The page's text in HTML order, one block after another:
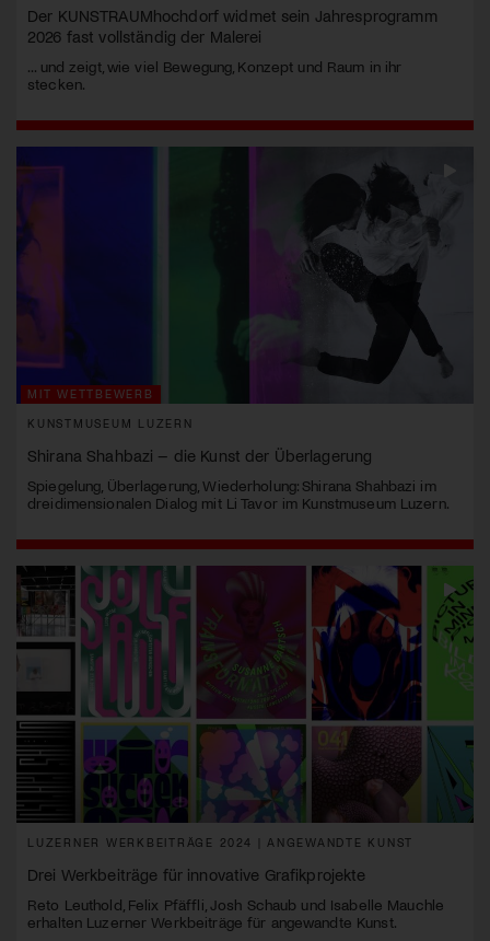
Der KUNSTRAUMhochdorf widmet sein Jahresprogramm
2026 fast vollständig der Malerei
... und zeigt, wie viel Bewegung, Konzept und Raum in ihr
stecken.
MIT WETTBEWERB
KUNSTMUSEUM LUZERN
Shirana Shahbazi – die Kunst der Überlagerung
Spiegelung, Überlagerung, Wiederholung: Shirana Shahbazi im
dreidimensionalen Dialog mit Li Tavor im Kunstmuseum Luzern.
LUZERNER WERKBEITRÄGE 2024 | ANGEWANDTE KUNST
Drei Werkbeiträge für innovative Grafikprojekte
Reto Leuthold, Felix Pfäffli, Josh Schaub und Isabelle Mauchle
erhalten Luzerner Werkbeiträge für angewandte Kunst.